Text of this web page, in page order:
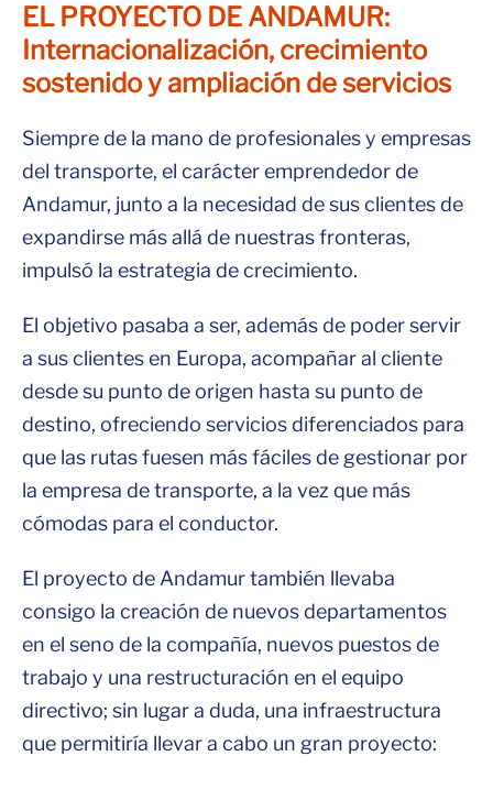
EL PROYECTO DE ANDAMUR:
Internacionalización, crecimiento
sostenido y ampliación de servicios
Siempre de la mano de profesionales y empresas
del transporte, el carácter emprendedor de
Andamur, junto a la necesidad de sus clientes de
expandirse más allá de nuestras fronteras,
impulsó la estrategia de crecimiento.
El objetivo pasaba a ser, además de poder servir
a sus clientes en Europa, acompañar al cliente
desde su punto de origen hasta su punto de
destino, ofreciendo servicios diferenciados para
que las rutas fuesen más fáciles de gestionar por
la empresa de transporte, a la vez que más
cómodas para el conductor.
El proyecto de Andamur también llevaba
consigo la creación de nuevos departamentos
en el seno de la compañía, nuevos puestos de
trabajo y una restructuración en el equipo
directivo; sin lugar a duda, una infraestructura
que permitiría llevar a cabo un gran proyecto: